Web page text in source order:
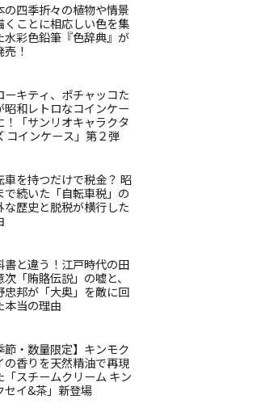
の四季折々の植物や情景
くことに相応しい色を集
水彩色鉛筆『色辞典』が
売！
ーキティ、ポチャッコた
昭和レトロなコインケー
！「サンリオキャラクタ
コインケース」第２弾
車を持つだけで税金？ 昭
で続いた「自転車税」の
な歴史と脱税が横行した
書と違う！江戸時代の田
次「賄賂伝説」の嘘と、
忠邦が「大奥」を敵に回
本当の理由
節・数量限定】キンモク
の香りを天然精油で再現
「スチームクリーム キン
セイ&茶」新登場